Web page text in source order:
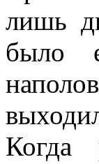
лишь
было
Когда